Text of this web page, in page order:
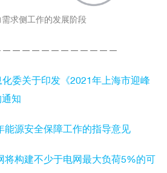
需求侧工作的发展阶段
化委关于印发《2021年上海市迎峰
知
能源安全保障工作的指导意见
将构建不少于电网最大负荷5%的可